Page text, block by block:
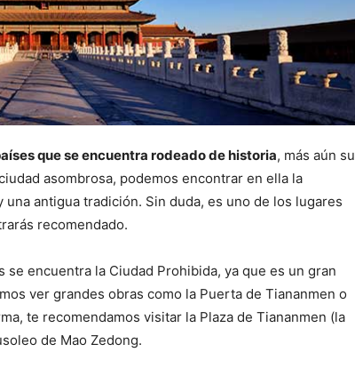
que se encuentra rodeado de historia, más aún su
asombrosa, podemos encontrar en ella la
antigua tradición. Sin duda, es uno de los lugares
recomendado.
encuentra la Ciudad Prohibida, ya que es un gran
ver grandes obras como la Puerta de Tiananmen o
te recomendamos visitar la Plaza de Tiananmen (la
de Mao Zedong.